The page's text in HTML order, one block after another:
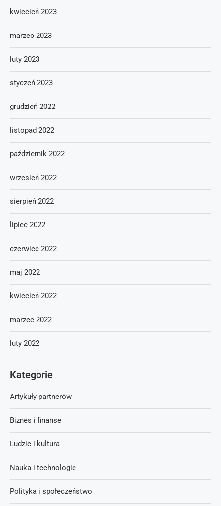
kwiecień 2023
marzec 2023
luty 2023
styczeń 2023
grudzień 2022
listopad 2022
październik 2022
wrzesień 2022
sierpień 2022
lipiec 2022
czerwiec 2022
maj 2022
kwiecień 2022
marzec 2022
luty 2022
Kategorie
Artykuły partnerów
Biznes i finanse
Ludzie i kultura
Nauka i technologie
Polityka i społeczeństwo